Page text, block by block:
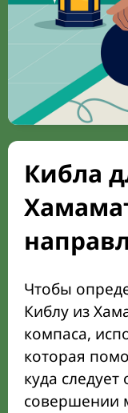
Кибла
Чтобы
Киблу из
компаса,
которая
куда
совершении